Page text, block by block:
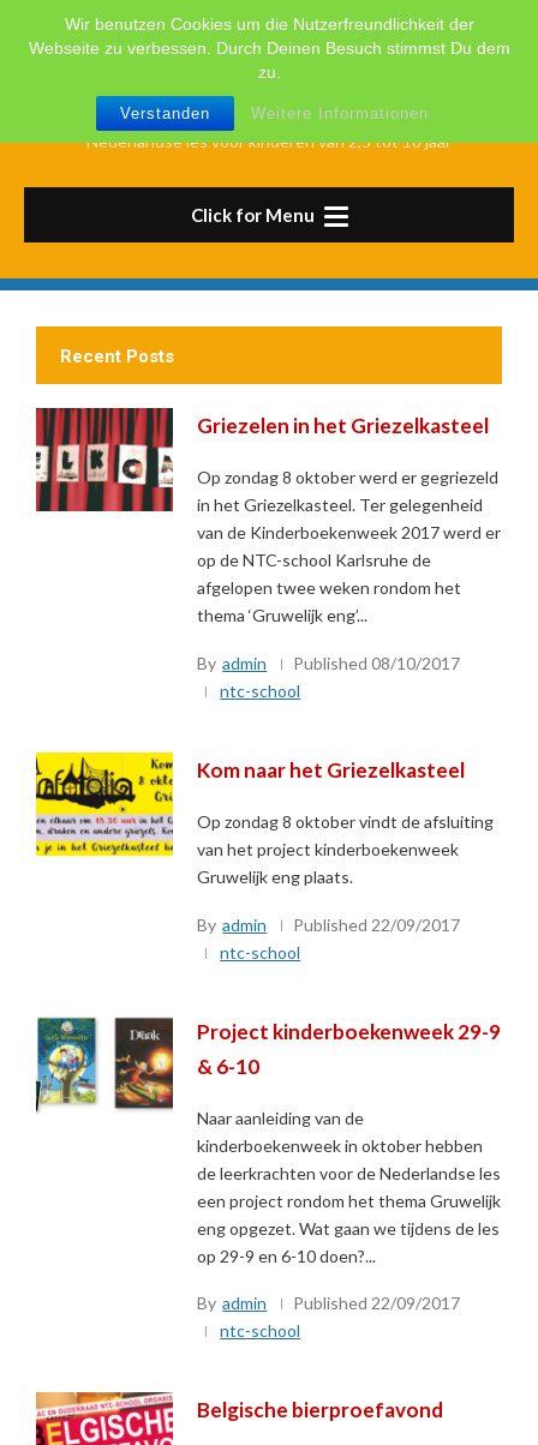
Wir benutzen Cookies um die Nutzerfreundlichkeit der
Webseite zu verbessen. Durch Deinen Besuch stimmst Du dem
zu.
Verstanden Weitere Informationen
to
content
NEDERLANDSE SCHOOL
KARLSRUHE – STUTTGART
Nederlandse les voor kinderen van 2,5 tot 18 jaar
Click for Menu
Recent Posts
Griezelen in het Griezelkasteel
Op zondag 8 oktober werd er gegriezeld
in het Griezelkasteel. Ter gelegenheid
van de Kinderboekenweek 2017 werd er
op de NTC-school Karlsruhe de
afgelopen twee weken rondom het
thema ‘Gruwelijk eng’...
By admin Published08/10/2017
ntc-school
Kom naar het Griezelkasteel
Op zondag 8 oktober vindt de afsluiting
van het project kinderboekenweek
Gruwelijk eng plaats.
By admin Published 22/09/2017
ntc-school
Project kinderboekenweek 29-9
& 6-10
Naar aanleiding van de
kinderboekenweek in oktober hebben
de leerkrachten voor de Nederlandse les
een project rondom het thema Gruwelijk
eng opgezet. Wat gaan we tijdens de les
op 29-9 en 6-10 doen?...
By admin Published 22/09/2017
ntc-school
Belgische bierproefavond